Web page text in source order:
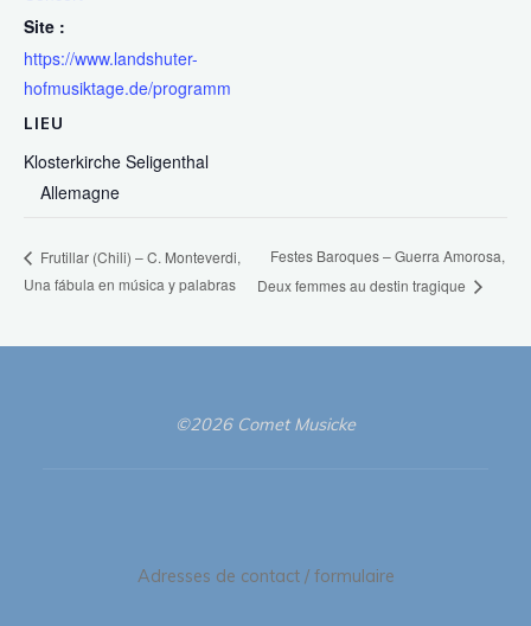
Site :
https://www.landshuter-
hofmusiktage.de/programm
LIEU
Klosterkirche Seligenthal
Allemagne
Frutillar (Chili) – C. Monteverdi,
Una fábula en música y palabras
Festes Baroques – Guerra Amorosa,
Deux femmes au destin tragique
©2026 Comet Musicke
Adresses de contact / formulaire